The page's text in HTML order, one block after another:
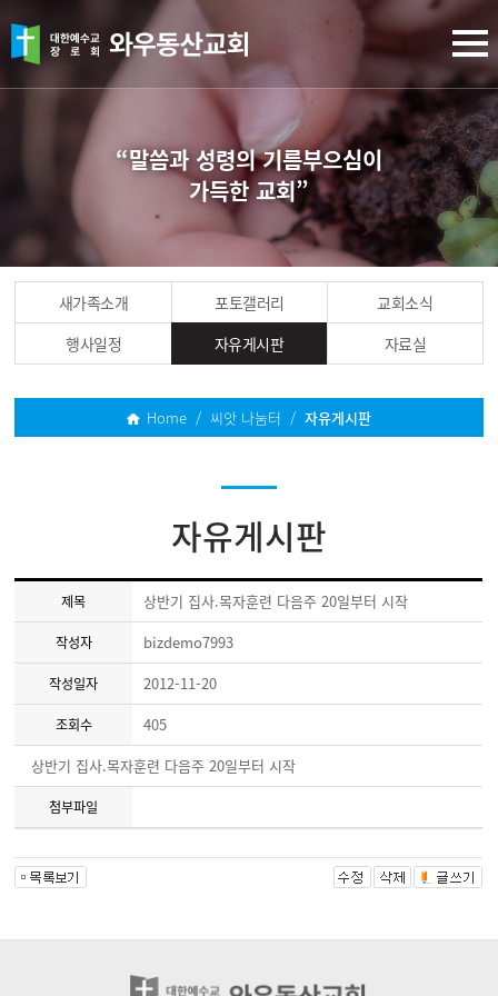
“말씀과 성령의 기름부으심이
가득한 교회”
새가족소개 포토갤러리
교회소식
행사일정
자유게시판 자료실
Home / 씨앗 나눔터 / 자유게시판
자유게시판
제목 상반기 집사.목자훈련 다음주 20일부터 시작
작성자 bizdemo7993
작성일자 2012-11-20
조회수
405
상반기 집사.목자훈련 다음주 20일부터 시작
첨부파일